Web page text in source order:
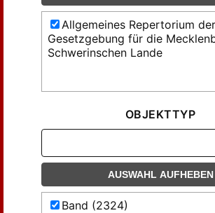
Allgemeines Repertorium der
Gesetzgebung für die
Schwerinschen Lande
OBJEKTTYP
AUSWAHL AUFHEBEN
Band (2324)